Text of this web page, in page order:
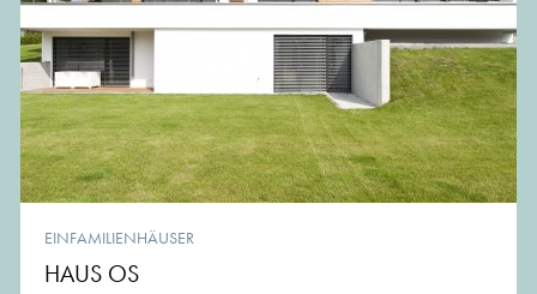
EINFAMILIENHÄUSER
HAUS OS